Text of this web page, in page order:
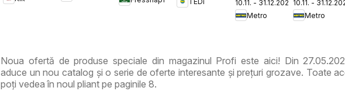
Chitila
Varietăți
de Roșii
10.11. - 31.12.2026
Metro
Varietăți
de Ciuperci
10.11. -
Metro
Noua ofertă de produse speciale din magazinul Profi este aici! Din
aduce un nou catalog și o serie de oferte interesante și prețuri grozave. Toate
poți vedea în noul pliant pe paginile 8.